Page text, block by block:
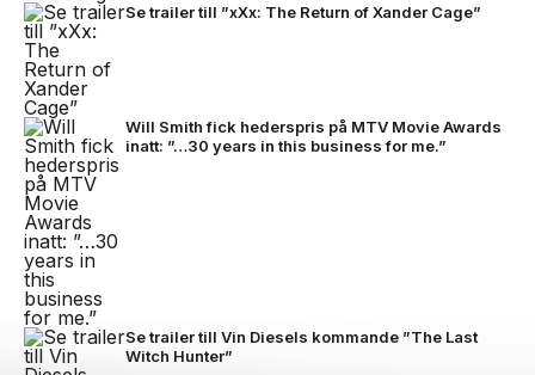
Se trailer till ”xXx: The Return of Xander Cage”
Will Smith fick hederspris på MTV Movie Awards
inatt: ”…30 years in this business for me.”
Se trailer till Vin Diesels kommande ”The Last
Witch Hunter”